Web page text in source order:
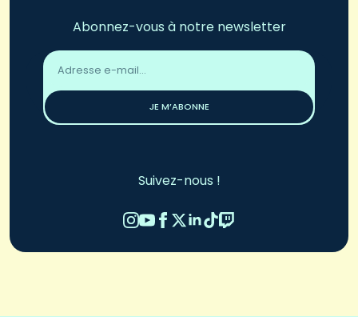
Abonnez-vous à notre newsletter
Adresse
email
JE M’ABONNE
Suivez-nous !